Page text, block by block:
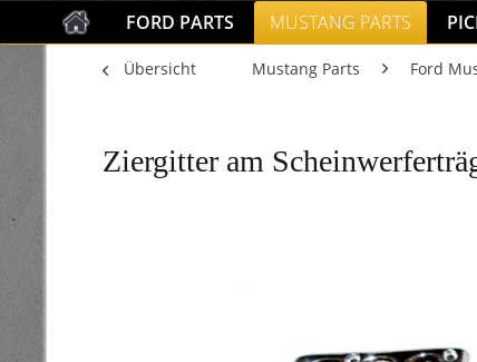
FORD PARTS MUSTANG PARTS
Übersicht Mustang Parts Ford
Ziergitter am